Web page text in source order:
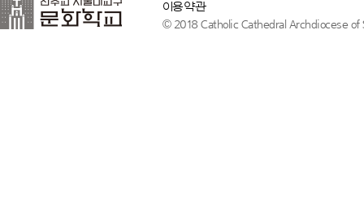
이용약관
© 2018 Catholic Cathedral Archdiocese of